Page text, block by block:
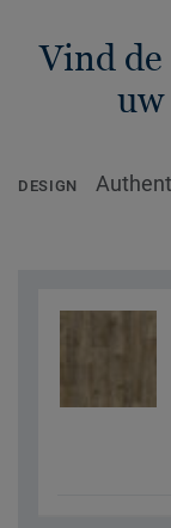
Vind
uw
DESIGN